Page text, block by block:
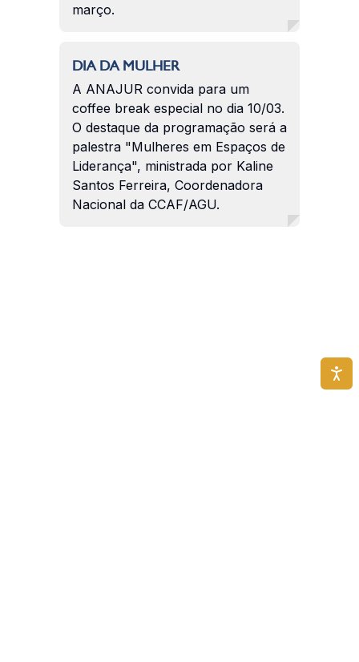
março.
DIA DA MULHER
A ANAJUR convida para um
coffee break especial no dia 10/03.
O destaque da programação será a
palestra "Mulheres em Espaços de
Liderança", ministrada por Kaline
Santos Ferreira, Coordenadora
Nacional da CCAF/AGU.